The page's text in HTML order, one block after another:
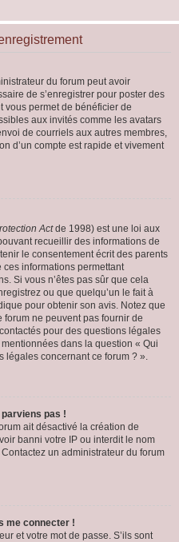
du forum peut avoir
de s’enregistrer pour poster des
vous permet de bénéficier de
aux invités comme les avatars
de courriels aux autres membres,
d’un compte est rapide et vivement
Actde 1998) est une loi aux
recueillir des informations de
le consentement écrit des parents
ces informations permettant
Si vous n’êtes pas sûr que cela
ou que quelqu’un le fait à
pour obtenir son avis. Notez que
ne peuvent pas fournir de
pour des questions légales
dans la question « Qui
légales concernant ce forum ? ».
parviens pas !
ait désactivé la création de
banni votre IP ou interdit le nom
un administrateur du forum
me connecter !
et votre mot de passe. S’ils sont